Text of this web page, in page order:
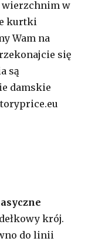
wierzchnim w
kurtki
Wam na
się
są
damskie
krój.
do linii